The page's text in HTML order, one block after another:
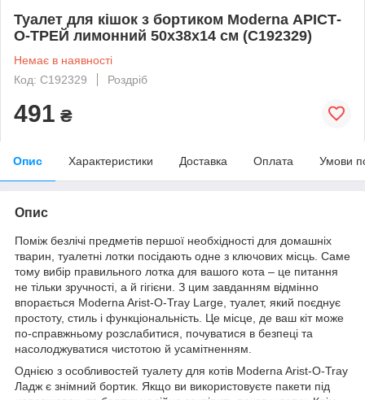
Туалет для кішок з бортиком Moderna АРІСТ-
О-ТРЕЙ лимонний 50х38х14 см (C192329)
Немає в наявності
Код: C192329
Роздріб
491 ₴
Опис Характеристики Доставка Оплата Умови
Опис
Поміж безлічі предметів першої необхідності для домашніх
тварин, туалетні лотки посідають одне з ключових місць. Саме
тому вибір правильного лотка для вашого кота – це питання
не тільки зручності, а й гігієни. З цим завданням відмінно
впорається Moderna Arist-O-Tray Large, туалет, який поєднує
простоту, стиль і функціональність. Це місце, де ваш кіт може
по-справжньому розслабитися, почуватися в безпеці та
насолоджуватися чистотою й усамітненням.
Однією з особливостей туалету для котів Moderna Arist-O-Tray
Ладж є знімний бортик. Якщо ви використовуєте пакети під